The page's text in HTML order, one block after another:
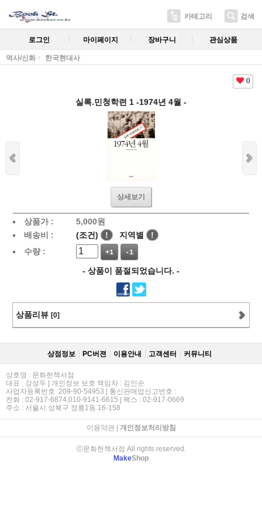
카테고리 검색
로그인 마이페이지 장바구니 관심상품
역사/신화 한국현대사
0
실록.민청학련 1 -1974년 4월 -
상세보기
상품가 : 5,000원
배송비 :
(조건) ! 지역별
!
수량 :
+1 -1
- 상품이 품절되었습니다. -
상품리뷰 [0]
상점정보 PC버젼 이용안내 고객센터 커뮤니티
상호명 : 문화헌책서점
대표 : 강성두 | 개인정보 보호 책임자 : 김인순
사업자등록번호 :209-90-54953 | 통신판매업신고번호 :
전화 : 02-917-6874,010-9141-6615 | 팩스 : 02-917-0669
주소 : 서울시 성북구 정릉1동 16-158
이용약관| 개인정보처리방침
ⓒ문화헌책서점 All rights reserved.
MakeShop